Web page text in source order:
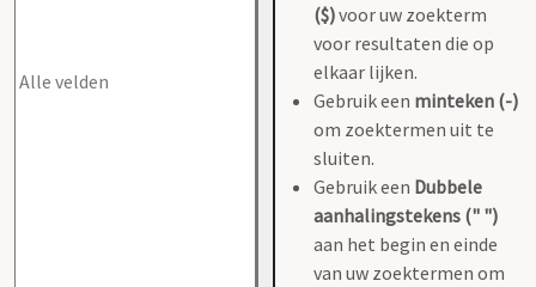
($)voor uw zoekterm
voor resultaten die op
elkaar lijken.
Gebruik een minteken (-)
om zoektermen uit te
sluiten.
Gebruik een Dubbele
aanhalingstekens (" ")
aan het begin en einde
van uw zoektermen om